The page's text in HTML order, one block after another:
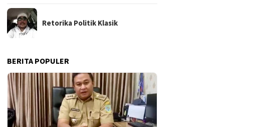
Retorika Politik Klasik
BERITA POPULER